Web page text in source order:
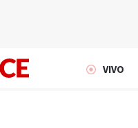
VIVO